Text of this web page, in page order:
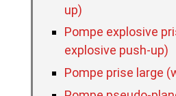
up)
Pompe explosive
explosive push-up)
Pompe prise large